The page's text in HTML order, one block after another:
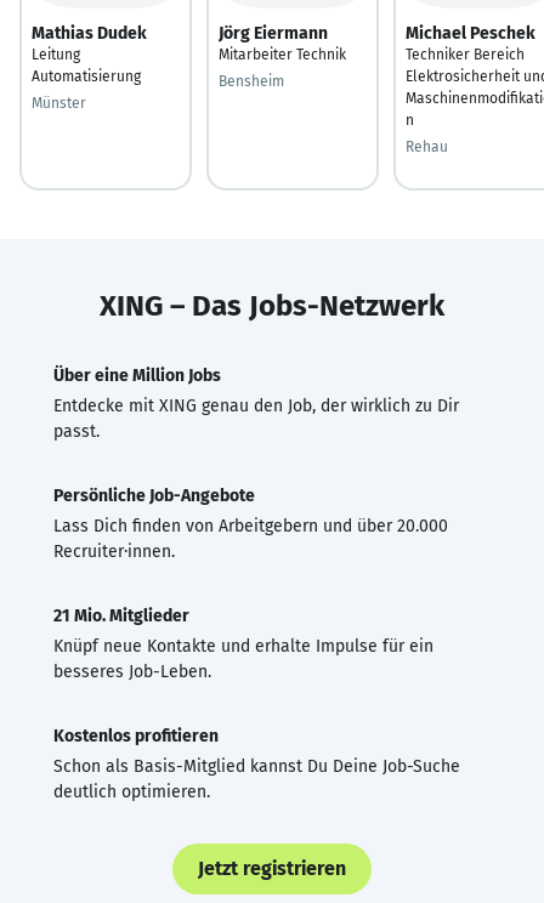
Mathias Dudek
Leitung
Automatisierung
Münster
Jörg Eiermann
Mitarbeiter Technik
Bensheim
Michael Peschek
Techniker Bereich
Elektrosicherheit
n
Rehau
XING – Das Jobs-Netzwerk
Über eine Million Jobs
Entdecke mit XING genau den Job, der wirklich zu Dir
passt.
Persönliche Job-Angebote
Lass Dich finden von Arbeitgebern und über 20.000
Recruiter·innen.
21 Mio. Mitglieder
Knüpf neue Kontakte und erhalte Impulse für ein
besseres Job-Leben.
Kostenlos profitieren
Schon als Basis-Mitglied kannst Du Deine Job-Suche
deutlich optimieren.
Jetzt registrieren